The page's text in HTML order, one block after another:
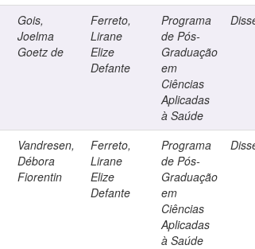
Gois,
Joelma
Goetz de
Ferreto,
Lirane
Elize
Defante
Programa
de Pós-
Graduação
em
Ciências
Aplicadas
à Saúde
Vandresen,
Débora
Fiorentin
Ferreto,
Lirane
Elize
Defante
Programa
de Pós-
Graduação
em
Ciências
Aplicadas
à Saúde